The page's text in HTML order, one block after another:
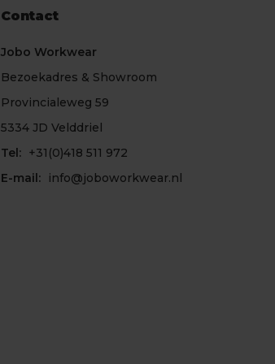
Contact
Jobo Workwear
Bezoekadres & Showroom
Provincialeweg 59
5334 JD Velddriel
Tel: +31(0)418 511 972
E-mail:
info@joboworkwear.nl